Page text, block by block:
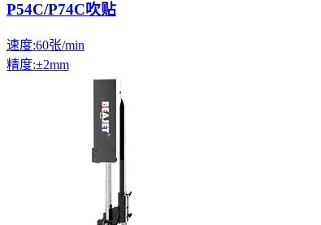
P54C/P74C吹贴
速度:60张/min
精度:±2mm